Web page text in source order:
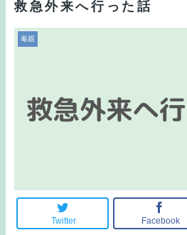
救急外来へ行った話
毒親
Twitter Facebook